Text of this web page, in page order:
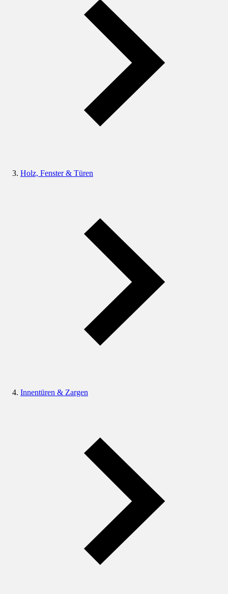
Holz, Fenster & Türen
Innentüren & Zargen